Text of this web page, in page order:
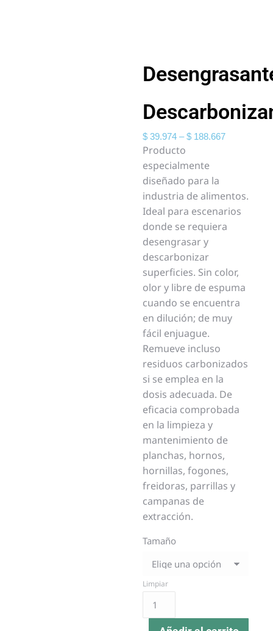
$ 39.974 –$ 188.667
Producto
especialmente
diseñado para la
industria de alimentos.
Ideal para escenarios
donde se requiera
desengrasar y
descarbonizar
superficies. Sin color,
olor y libre de espuma
cuando se encuentra
en dilución; de muy
fácil enjuague.
Remueve incluso
residuos carbonizados
si se emplea en la
dosis adecuada. De
eficacia comprobada
en la limpieza y
mantenimiento de
planchas, hornos,
hornillas, fogones,
freidoras, parrillas y
campanas de
extracción.
Tamaño
Limpiar